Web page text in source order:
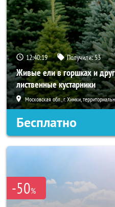
12:40:18 Получили:53
Живые ели в горшках и
лиственные кустарники
Московская обл., г. Химки,
Бесплатно
-50%